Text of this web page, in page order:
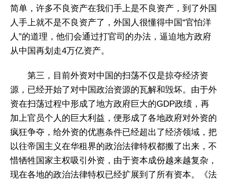
简单，许多不良资产在我们手上是不良资产，到了外国
人手上就不是不良资产了，外国人很懂得中国“官怕洋
人”的道理，他们会通过打官司的办法，逼迫地方政府
从中国再划走4万亿资产。
第三，目前外资对中国的扫荡不仅是掠夺经济资
源，已经开始了对中国政治资源的瓦解和毁坏。由于外
资在扫荡过程中形成了地方政府巨大的GDP政绩，再
加上官员个人的巨大利益，便形成了各地政府对外资的
疯狂争夺，给外资的优惠条件已经超出了经济领域，把
以往帝国主义在华租界的政治法律特权都搬了出来，不
惜牺牲国家主权吸引外资，由于资本成份越来越复杂，
现在各地的政治法律特权已经扩展到了所有资本。《法